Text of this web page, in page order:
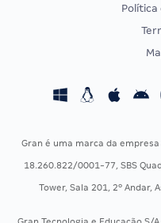
CONCURSOS POR
Concursos Fiscais
Concursos Saúde
Política
Gran é uma marca da empresa
18.260.822/0001-77, SBS
Tower, Sala 201, 2º Andar,